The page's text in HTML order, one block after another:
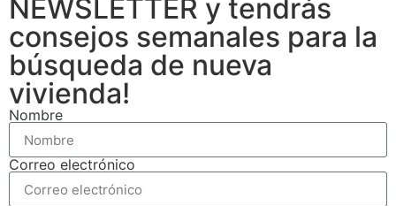
NEWSLETTER y tendrás
consejos semanales para la
búsqueda de nueva
vivienda!
Nombre
Correo electrónico